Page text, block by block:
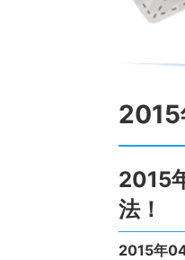
2015
2015
法！
2015年